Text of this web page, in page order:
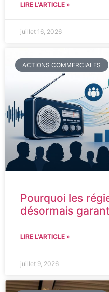
LIRE L'ARTICLE »
juillet 16, 2026
ACTIONS COMMERCIALES
Pourquoi les
désormais
LIRE L'ARTICLE »
juillet 9, 2026